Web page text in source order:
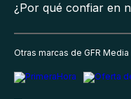
¿Por qué confiar en
Otras marcas de GFR Media